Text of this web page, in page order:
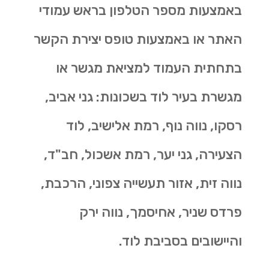
באמצעות מספר הטלפון בראש עמודי
האתר או באמצעות טופס יצירת הקשר
בתחתית העמוד למציאת מגשר או
מגשרת בעיר לוד בשכונות: גני אביב,
רסקו, נווה נוף, רמת אלישיב, לוד
הצעירה, גני יער, רמת אשכול, חב"ד,
נווה זית, אזור תעשייה צפוני, הרכבת,
פרדס שניר, אחיסמך, נווה ירק
והיישובים בסביבת לוד.